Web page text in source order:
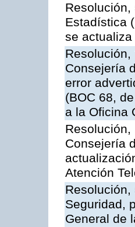
Resolución,
Estadística
se
Consejería
error
(BOC 68,
a la Oficina
Consejería
Atención
Seguridad,
General de